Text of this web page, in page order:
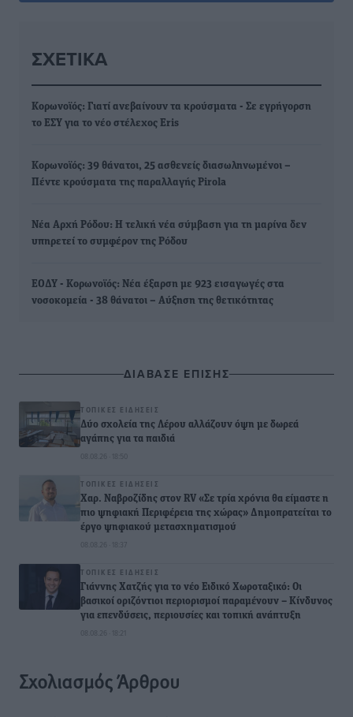
ΣΧΕΤΙΚΆ
Κορωνοϊός: Γιατί ανεβαίνουν τα κρούσματα - Σε εγρήγορση
το ΕΣΥ για το νέο στέλεχος Eris
Κορωνοϊός: 39 θάνατοι, 25 ασθενείς διασωληνωμένοι –
Πέντε κρούσματα της παραλλαγής Pirola
Νέα Αρχή Ρόδου: Η τελική νέα σύμβαση για τη μαρίνα δεν
υπηρετεί το συμφέρον της Ρόδου
ΕΟΔΥ - Κορωνοϊός: Νέα έξαρση με 923 εισαγωγές στα
νοσοκομεία - 38 θάνατοι – Αύξηση της θετικότητας
ΔΙΑΒΑΣΕ ΕΠΙΣΗΣ
ΤΟΠΙΚΈΣ ΕΙΔΉΣΕΙΣ
Δύο σχολεία της Λέρου αλλάζουν όψη με δωρεά
αγάπης για τα παιδιά
08.08.26 · 18:50
ΤΟΠΙΚΈΣ ΕΙΔΉΣΕΙΣ
Χαρ. Ναβροζίδης στον RV «Σε τρία χρόνια θα είμαστε η
πιο ψηφιακή Περιφέρεια της χώρας» Δημοπρατείται το
έργο ψηφιακού μετασχηματισμού
08.08.26 · 18:37
ΤΟΠΙΚΈΣ ΕΙΔΉΣΕΙΣ
Γιάννης Χατζής για το νέο Ειδικό Χωροταξικό: Οι
βασικοί οριζόντιοι περιορισμοί παραμένουν – Κίνδυνος
για επενδύσεις, περιουσίες και τοπική ανάπτυξη
08.08.26 · 18:21
Σχολιασμός Άρθρου